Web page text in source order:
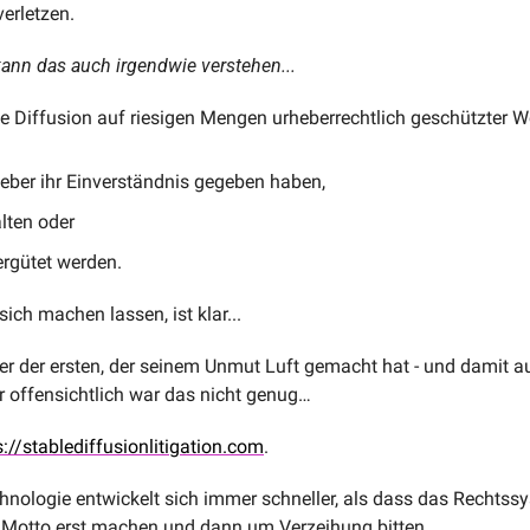
das auch irgendwie verstehen...
Diffusion auf riesigen Mengen urheberrechtlich geschützter
ihr Einverständnis gegeben haben,
oder
werden.
machen lassen, ist klar...
der ersten, der seinem Unmut Luft gemacht hat - und damit
offensichtlich war das nicht genug…
stablediffusionlitigation.com.
entwickelt sich immer schneller, als dass das